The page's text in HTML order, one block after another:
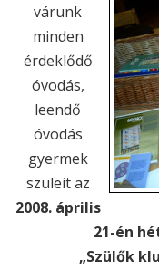
várunk
minden
érdeklődő
óvodás,
leendő
óvodás
gyermek
szüleit az
2008. április
21-én
„Szülők